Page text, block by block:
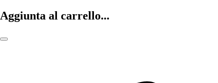
Aggiunta al carrello...